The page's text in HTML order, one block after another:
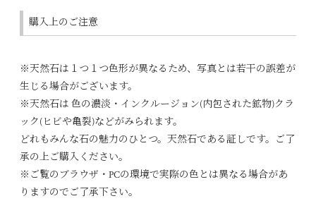
購入上のご注意
※天然石は１つ１つ色形が異なるため、写真とは若干の誤差が
生じる場合がございます。
※天然石は 色の濃淡・インクルージョン(内包された鉱物)クラ
ック(ヒビや亀裂)などがみられます。
どれもみんな石の魅力のひとつ。天然石である証しです。ご了
承の上ご購入ください。
※ご覧のブラウザ・PCの環境で実際の色とは異なる場合があ
りますのでご了承下さい。